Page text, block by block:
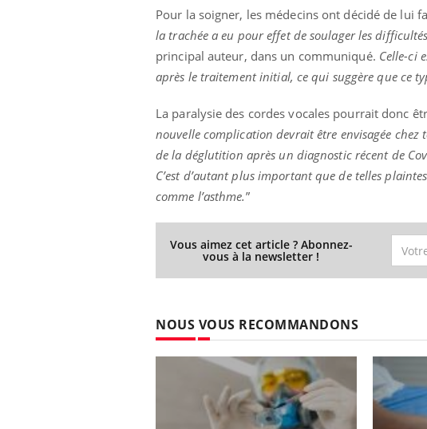
Pour la soigner, les médecins ont décidé de lui
la trachée a eu pour effet de soulager les
principal auteur, dans un communiqué. Celle-ci
après le traitement initial, ce qui suggère que ce
La paralysie des cordes vocales pourrait donc
nouvelle complication devrait être envisagée
de la déglutition après un diagnostic récent de
C’est d’autant plus important que de telles
comme l’asthme.”
Vous aimez cet article ? Abonnez-
vous à la newsletter !
NOUS VOUS RECOMMANDONS